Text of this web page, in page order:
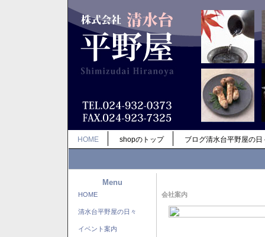
HOME shopのトップ ブログ清水台平野屋の日
Menu
HOME
清水台平野屋の日々
イベント案内
会社案内